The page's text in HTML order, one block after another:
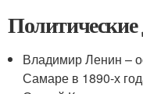
Политические
Владимир Ленин –
Самаре в 1890-х